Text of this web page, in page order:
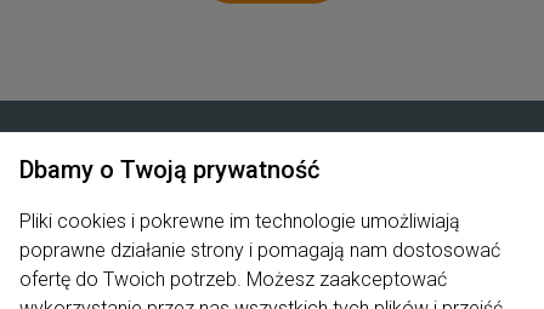
Produkty
Pomoc
Dbamy o Twoją prywatność
Pliki cookies i pokrewne im technologie umożliwiają
poprawne działanie strony i pomagają nam dostosować
ofertę do Twoich potrzeb. Możesz zaakceptować